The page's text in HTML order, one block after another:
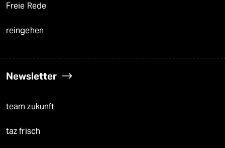
Freie Rede
reingehen
Newsletter
team zukunft
taz frisch